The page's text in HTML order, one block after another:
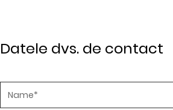
Datele dvs. de contact